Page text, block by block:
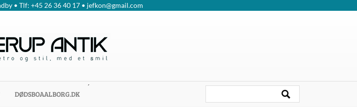
• Tlf: +45 26 36 40 17 • jefkon@gmail.com
DØDSBOAALBORG.DK
´